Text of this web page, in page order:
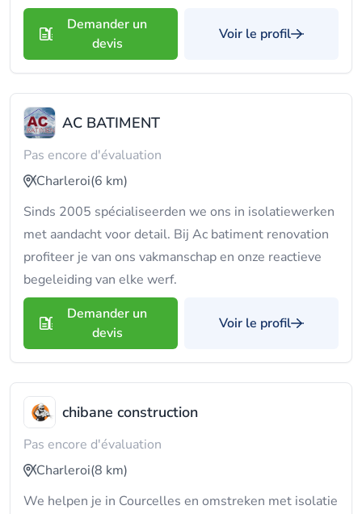
Demander un
devis
Voir le profil
AC BATIMENT
Pas encore d'évaluation
Charleroi(6 km)
Sinds 2005 spécialiseerden we ons in isolatiewerken
met aandacht voor detail. Bij Ac batiment renovation
profiteer je van ons vakmanschap en onze reactieve
begeleiding van elke werf.
Demander un
devis
Voir le profil
chibane construction
Pas encore d'évaluation
Charleroi(8 km)
We helpen je in Courcelles en omstreken met isolatie